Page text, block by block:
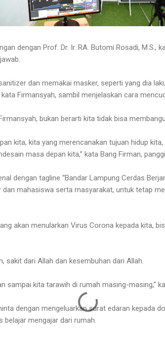
dengan Prof. Dr. Ir. RA. Butomi Rosadi, M.S.,
dan memakai masker, seperti yang dia
Firmansyah, sambil menjelaskan cara
bukan berarti kita tidak bisa
kita, kita yang merencanakan tujuan hidup
masa depan kita,” kata Bang Firman,
dengan tagline “Bandar Lampung Cerdas
dan mahasiswa serta masyarakat, untuk tetap
akan menularkan Virus Corona kepada kita,
sakit dari Allah dan kesembuhan dari Allah.
sampai kita tarawih di rumah masing-masing,”
dengan mengeluarkan surat edaran kepada
belajar mengajar dari rumah.